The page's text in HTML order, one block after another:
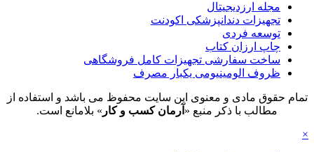
مجله ارزدیجیتال
تجهیزات دندانپزشکی اکودنت
توسعه فردی
چاپ ارزان کتاب
ساخت سفارشی تجهیزات کامل فروشگاهی
ظروف الومینیومی یکبار مصرف
تمام حقوق مادی و معنوی این سایت محفوظ می باشد و استفاده از
مطالب با ذکر منبع « آرمان کسب و کار » بلامانع است.
×